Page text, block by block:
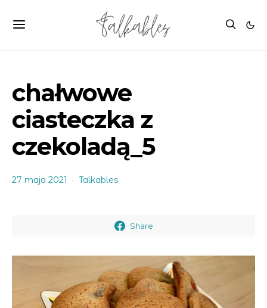
chałwowe
ciasteczka z
czekoladą_5
27 maja 2021 Talkables
Share